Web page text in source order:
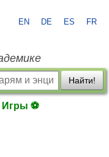
EN DE ES FR
Найти!
Игры ⚽